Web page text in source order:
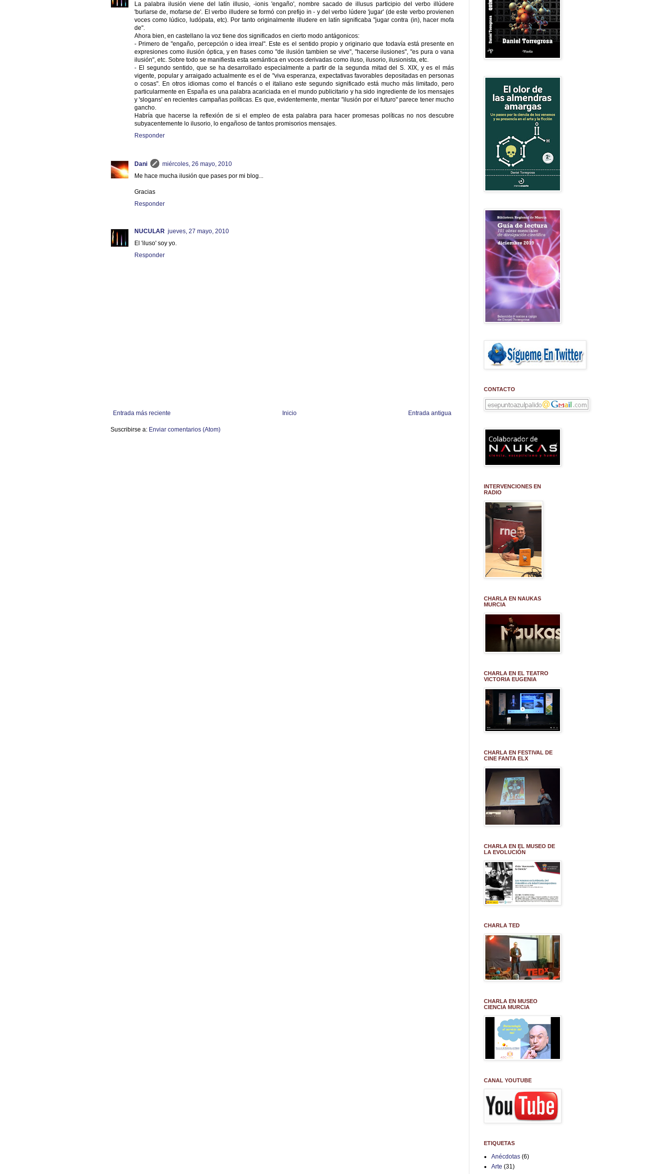
La palabra ilusión viene del latín illusio, -ionis 'engaño', nombre sacado de illusus participio del verbo illúdere
'burlarse de, mofarse de'. El verbo illudere se formó con prefijo in - y del verbo lúdere 'jugar' (de este verbo provienen
voces como lúdico, ludópata, etc). Por tanto originalmente illudere en latín significaba "jugar contra (in), hacer mofa
de".
Ahora bien, en castellano la voz tiene dos significados en cierto modo antágonicos:
- Primero de "engaño, percepción o idea irreal". Este es el sentido propio y originario que todavía está presente en
expresiones como ilusión óptica, y en frases como "de ilusión tambien se vive", "hacerse ilusiones", "es pura o vana
ilusión", etc. Sobre todo se manifiesta esta semántica en voces derivadas como iluso, ilusorio, ilusionista, etc.
- El segundo sentido, que se ha desarrollado especialmente a partir de la segunda mitad del S. XIX, y es el más
vigente, popular y arraigado actualmente es el de "viva esperanza, expectativas favorables depositadas en personas
o cosas". En otros idiomas como el francés o el italiano este segundo significado está mucho más limitado, pero
particularmente en España es una palabra acariciada en el mundo publicitario y ha sido ingrediente de los mensajes
y 'slogans' en recientes campañas políticas. Es que, evidentemente, mentar "ilusión por el futuro" parece tener mucho
gancho.
Habría que hacerse la reflexión de si el empleo de esta palabra para hacer promesas políticas no nos descubre
subyacentemente lo ilusorio, lo engañoso de tantos promisorios mensajes.
Responder
Dani
miércoles, 26 mayo, 2010
Me hace mucha ilusión que pases por mi blog...
Gracias
Responder
NUCULAR jueves, 27 mayo, 2010
El 'iluso' soy yo.
Responder
Entrada más reciente Entrada antigua
Inicio
Suscribirse a: Enviar comentarios (Atom)
CONTACTO
INTERVENCIONES EN
RADIO
CHARLA EN NAUKAS
MURCIA
CHARLA EN EL TEATRO
VICTORIA EUGENIA
CHARLA EN FESTIVAL DE
CINE FANTA ELX
CHARLA EN EL MUSEO DE
LA EVOLUCIÓN
CHARLA TED
CHARLA EN MUSEO
CIENCIA MURCIA
CANAL YOUTUBE
ETIQUETAS
Anécdotas (6)
Arte (31)